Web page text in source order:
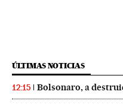
ÚLTIMAS NOTICIAS
12:15 Bolsonaro, a